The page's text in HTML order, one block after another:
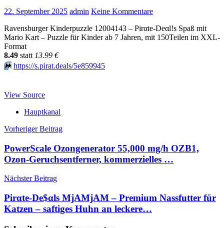
22. September 2025 admin Keine Kommentare
Ravensburger Kinderpuzzle 12004143 – Pirαtе-Dеαl!s Spaß mit
Mario Kart – Puzzle für Kinder ab 7 Jahren, mit 150Teilen im XXL-
Format
8.49 statt 13.99 €
⏩️ https://s.pirat.deals/5e859945
View Source
Hauptkanal
Beitragsnavigation
Vorheriger Beitrag
PowerScale Ozongenerator 55,000 mg/h OZB1,
Ozon-Geruchsentferner, kommerzielles …
Nächster Beitrag
Pirαtе-Dе$αls MjAMjAM – Premium Nassfutter für
Katzen – saftiges Huhn an leckere…